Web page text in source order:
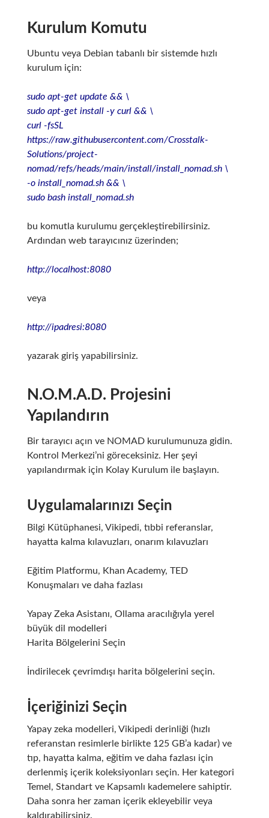
Kurulum Komutu
Ubuntu veya Debian tabanlı bir sistemde hızlı
kurulum için:
sudo apt-get update && \
sudo apt-get install -y curl && \
curl -fsSL
https://raw.githubusercontent.com/Crosstalk-
Solutions/project-
nomad/refs/heads/main/install/install_nomad.sh \
-o install_nomad.sh && \
sudo bash install_nomad.sh
bu komutla kurulumu gerçekleştirebilirsiniz.
Ardından web tarayıcınız üzerinden;
http://localhost:8080
veya
http://ipadresi:8080
yazarak giriş yapabilirsiniz.
N.O.M.A.D. Projesini
Yapılandırın
Bir tarayıcı açın ve NOMAD kurulumunuza gidin.
Kontrol Merkezi’ni göreceksiniz. Her şeyi
yapılandırmak için Kolay Kurulum ile başlayın.
Uygulamalarınızı Seçin
Bilgi Kütüphanesi, Vikipedi, tıbbi referanslar,
hayatta kalma kılavuzları, onarım kılavuzları
Eğitim Platformu, Khan Academy, TED
Konuşmaları ve daha fazlası
Yapay Zeka Asistanı, Ollama aracılığıyla yerel
büyük dil modelleri
Harita Bölgelerini Seçin
İndirilecek çevrimdışı harita bölgelerini seçin.
İçeriğinizi Seçin
Yapay zeka modelleri, Vikipedi derinliği (hızlı
referanstan resimlerle birlikte 125 GB’a kadar) ve
tıp, hayatta kalma, eğitim ve daha fazlası için
derlenmiş içerik koleksiyonları seçin. Her kategori
Temel, Standart ve Kapsamlı kademelere sahiptir.
Daha sonra her zaman içerik ekleyebilir veya
kaldırabilirsiniz.